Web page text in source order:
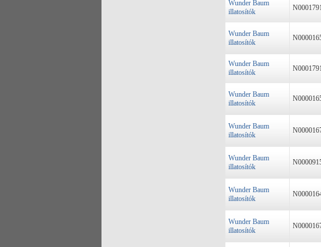
Wunder Baum
illatosítók
Wunder Baum
illatosítók
Wunder Baum
illatosítók
Wunder Baum
illatosítók
Wunder Baum
illatosítók
Wunder Baum
illatosítók
Wunder Baum
illatosítók
Wunder Baum
illatosítók